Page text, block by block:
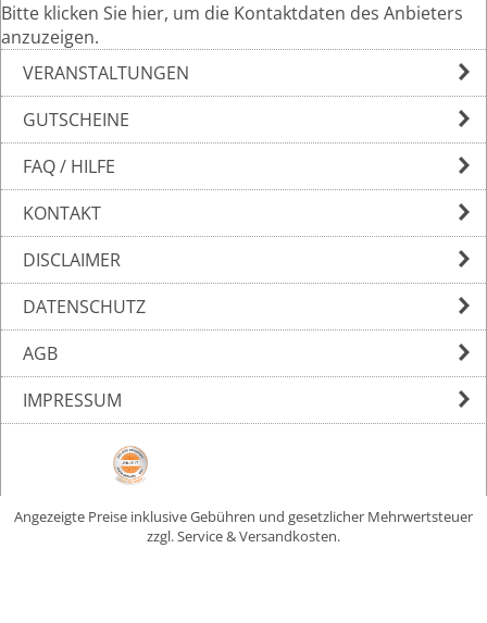
Bitte klicken Sie hier, um die Kontaktdaten des Anbieters
anzuzeigen.
VERANSTALTUNGEN
GUTSCHEINE
FAQ / HILFE
KONTAKT
DISCLAIMER
DATENSCHUTZ
AGB
IMPRESSUM
Angezeigte Preise inklusive Gebühren und gesetzlicher Mehrwertsteuer
zzgl. Service & Versandkosten.